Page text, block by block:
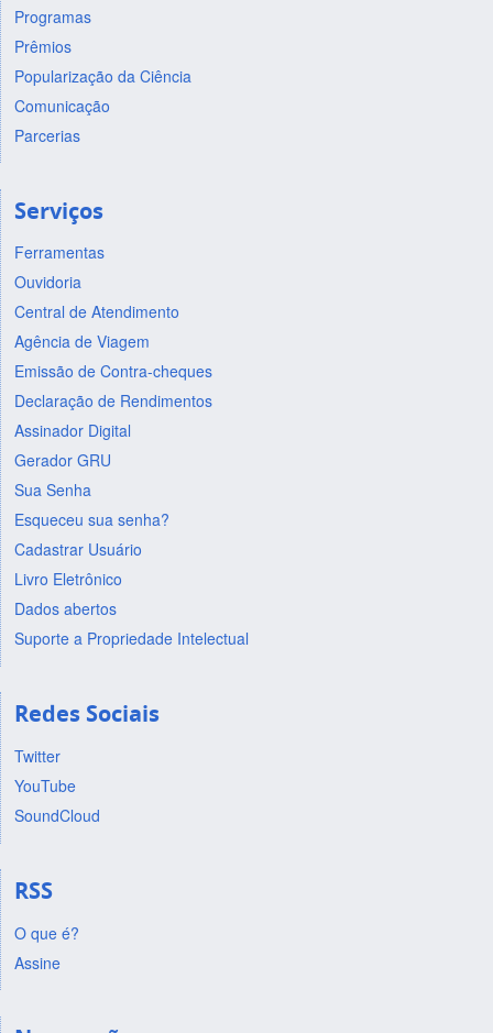
Programas
Prêmios
Popularização da Ciência
Comunicação
Parcerias
Serviços
Ferramentas
Ouvidoria
Central de Atendimento
Agência de Viagem
Emissão de Contra-cheques
Declaração de Rendimentos
Assinador Digital
Gerador GRU
Sua Senha
Esqueceu sua senha?
Cadastrar Usuário
Livro Eletrônico
Dados abertos
Suporte a Propriedade Intelectual
Redes Sociais
Twitter
YouTube
SoundCloud
RSS
O que é?
Assine